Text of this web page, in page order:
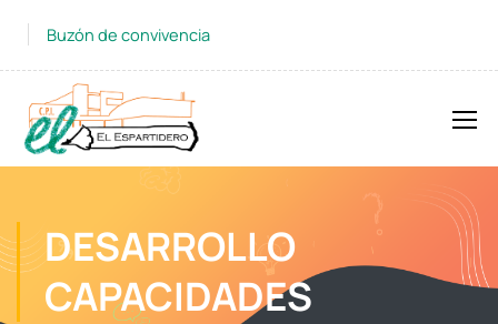
Buzón de convivencia
DESARROLLO
CAPACIDADES